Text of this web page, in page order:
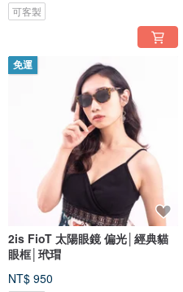
可客製
免運
2is FioT 太陽眼鏡 偏光│經典貓
眼框│玳瑁
NT$ 950